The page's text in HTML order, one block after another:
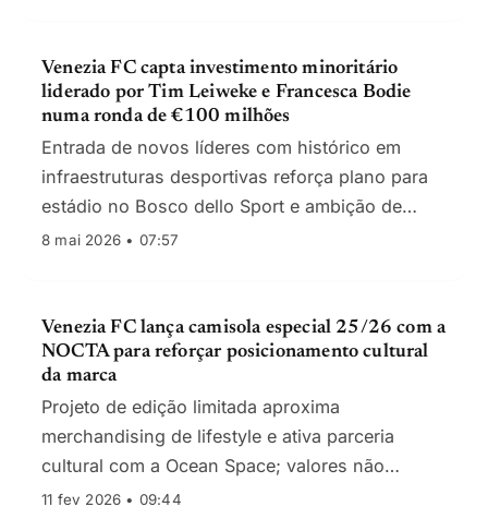
Venezia FC capta investimento minoritário
liderado por Tim Leiweke e Francesca Bodie
numa ronda de €100 milhões
Entrada de novos líderes com histórico em
infraestruturas desportivas reforça plano para
estádio no Bosco dello Sport e ambição de
crescimento internacional.
8 mai 2026 • 07:57
Venezia FC lança camisola especial 25/26 com a
NOCTA para reforçar posicionamento cultural
da marca
Projeto de edição limitada aproxima
merchandising de lifestyle e ativa parceria
cultural com a Ocean Space; valores não
divulgados
11 fev 2026 • 09:44